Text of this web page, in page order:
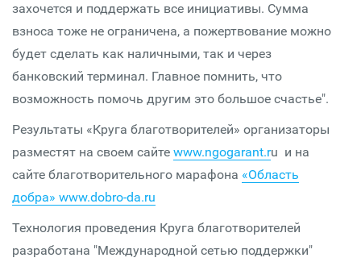
захочется и поддержать все инициативы. Сумма
взноса тоже не ограничена, а пожертвование можно
будет сделать как наличными, так и через
банковский терминал. Главное помнить, что
возможность помочь другим это большое счастье".
Результаты «Круга благотворителей» организаторы
разместят на своем сайте www.ngogarant.ru и на
сайте благотворительного марафона «Область
добра» www.dobro-da.ru
Технология проведения Круга благотворителей
разработана "Международной сетью поддержки"